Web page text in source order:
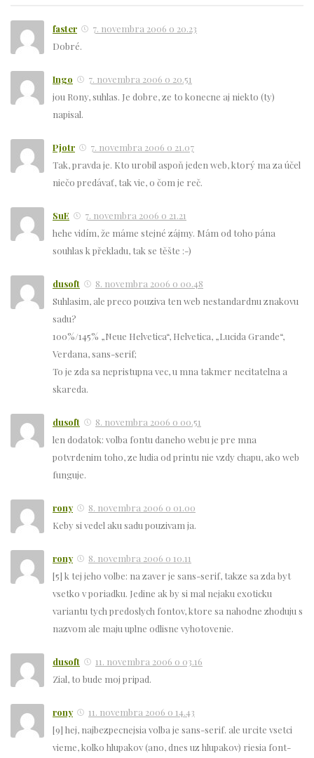
faster
7. novembra 2006 o 20.23
Dobré.
Ingo
7. novembra 2006 o 20.51
jou Rony, suhlas. Je dobre, ze to konecne aj niekto (ty)
napisal.
Pjotr
7. novembra 2006 o 21.07
Tak, pravda je. Kto urobil aspoň jeden web, ktorý ma za účel
niečo predávať, tak vie, o čom je reč.
SuE
7. novembra 2006 o 21.21
hehe vidím, že máme stejné zájmy. Mám od toho pána
souhlas k překladu, tak se těšte :-)
dusoft
8. novembra 2006 o 00.48
Suhlasim, ale preco pouziva ten web nestandardnu znakovu
sadu?
100%/145% „Neue Helvetica“, Helvetica, „Lucida Grande“,
Verdana, sans-serif;
To je zda sa nepristupna vec, u mna takmer necitatelna a
skareda.
dusoft
8. novembra 2006 o 00.51
len dodatok: volba fontu daneho webu je pre mna
potvrdenim toho, ze ludia od printu nie vzdy chapu, ako web
funguje.
rony
8. novembra 2006 o 01.00
Keby si vedel aku sadu pouzivam ja.
rony
8. novembra 2006 o 10.11
[5] k tej jeho volbe: na zaver je sans-serif, takze sa zda byt
vsetko v poriadku. Jedine ak by si mal nejaku exoticku
variantu tych predoslych fontov, ktore sa nahodne zhoduju s
nazvom ale maju uplne odlisne vyhotovenie.
dusoft
11. novembra 2006 o 03.16
Zial, to bude moj pripad.
rony
11. novembra 2006 o 14.43
[9] hej, najbezpecnejsia volba je sans-serif. ale urcite vsetci
vieme, kolko hlupakov (ano, dnes uz hlupakov) riesia font-